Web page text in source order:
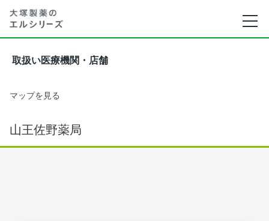
取扱い医療機関・店舗
マップを見る
山王佐野薬局